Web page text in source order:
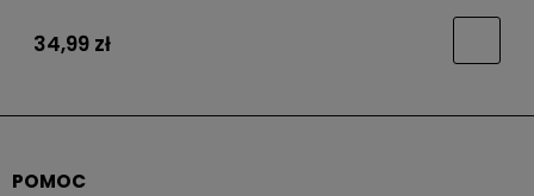
34,99 zł
POMOC